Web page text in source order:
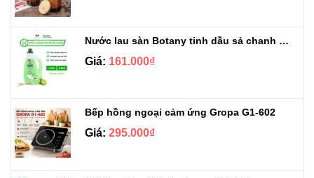
Nước lau sàn Botany tinh dầu sả chanh chai 3.9kg
Giá: 161.000₫
Bếp hồng ngoại cảm ứng Gropa G1-602
Giá: 295.000₫